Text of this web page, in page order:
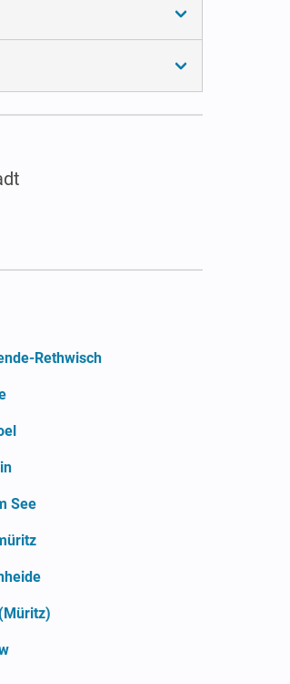
Rethwisch
See